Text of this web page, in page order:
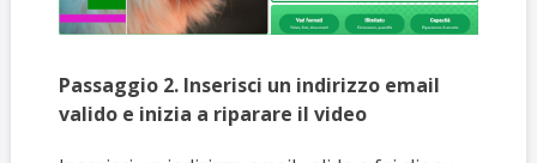
Passaggio 2. Inserisci un indirizzo email
valido e inizia a riparare il video